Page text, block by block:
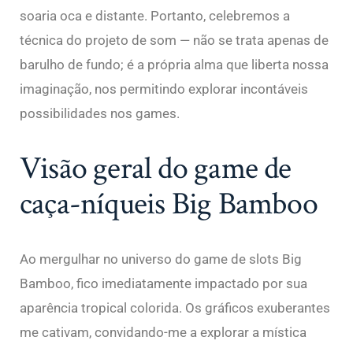
soaria oca e distante. Portanto, celebremos a
técnica do projeto de som — não se trata apenas de
barulho de fundo; é a própria alma que liberta nossa
imaginação, nos permitindo explorar incontáveis
possibilidades nos games.
Visão geral do game de
caça-níqueis Big Bamboo
Ao mergulhar no universo do game de slots Big
Bamboo, fico imediatamente impactado por sua
aparência tropical colorida. Os gráficos exuberantes
me cativam, convidando-me a explorar a mística